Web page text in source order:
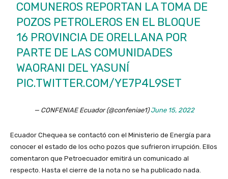
COMUNEROS REPORTAN LA TOMA DE
POZOS PETROLEROS EN EL BLOQUE
16 PROVINCIA DE ORELLANA POR
PARTE DE LAS COMUNIDADES
WAORANI DEL YASUNÍ
PIC.TWITTER.COM/YE7P4L9SET
— CONFENIAE Ecuador (@confeniae1)June 15, 2022
Ecuador Chequea se contactó con el Ministerio de Energía para
conocer el estado de los ocho pozos que sufrieron irrupción. Ellos
comentaron que Petroecuador emitirá un comunicado al
respecto. Hasta el cierre de la nota no se ha publicado nada.